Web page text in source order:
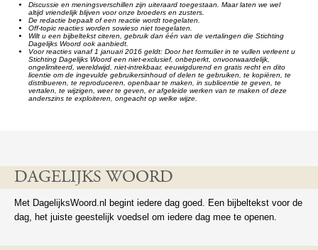
Discussie en meningsverschillen zijn uiteraard toegestaan. Maar laten we wel
altijd vriendelijk blijven voor onze broeders en zusters.
De redactie bepaalt of een reactie wordt toegelaten.
Off-topic reacties worden sowieso niet toegelaten.
Wilt u een bijbeltekst citeren, gebruik dan één van de vertalingen die Stichting
Dagelijks Woord ook aanbiedt.
Voor reacties vanaf 1 januari 2016 geldt: Door het formulier in te vullen verleent u
Stichting Dagelijks Woord een niet-exclusief, onbeperkt, onvoorwaardelijk,
ongelimiteerd, wereldwijd, niet-intrekbaar, eeuwigdurend en gratis recht en dito
licentie om de ingevulde gebruikersinhoud of delen te gebruiken, te kopiëren, te
distribueren, te reproduceren, openbaar te maken, in sublicentie te geven, te
vertalen, te wijzigen, weer te geven, er afgeleide werken van te maken of deze
anderszins te exploiteren, ongeacht op welke wijze.
DAGELIJKS WOORD
Met DagelijksWoord.nl begint iedere dag goed. Een bijbeltekst voor de
dag, het juiste geestelijk voedsel om iedere dag mee te openen.